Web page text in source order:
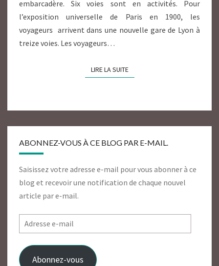
GARE
DE
LYON,
OBLITÉRATIONS
embarcadère. Six voies sont en activités. Pour
l’exposition universelle de Paris en 1900, les
voyageurs arrivent dans une nouvelle gare de Lyon à
treize voies. Les voyageurs…
LIRE LA SUITELIRE LA SUITE
ABONNEZ-VOUS À CE BLOG PAR E-MAIL.
Saisissez votre adresse e-mail pour vous abonner à ce
blog et recevoir une notification de chaque nouvel
article par e-mail.
Adresse
e-
mail
Abonnez-vous